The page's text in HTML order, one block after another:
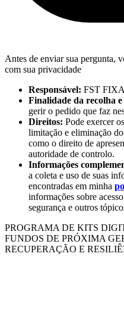
Antes de enviar sua pergunta,
com sua privacidade
Responsável: FST
Finalidade da recolha
gerir o pedido que faz
Direitos: Pode exercer
limitação e eliminação
como o direito de
autoridade de controlo.
Informações
a coleta e uso de suas
encontradas em minha
informações sobre
segurança e outros
PROGRAMA DE KITS
FUNDOS DE PRÓXIMA
RECUPERAÇÃO E